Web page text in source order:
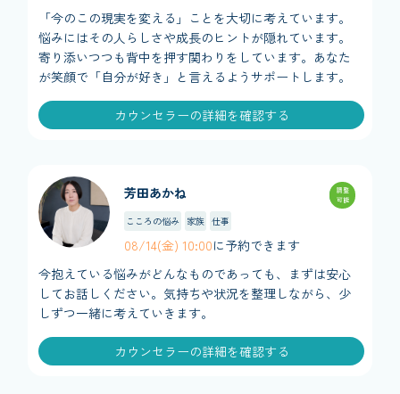
「今のこの現実を変える」ことを大切に考えています。
悩みにはその人らしさや成長のヒントが隠れています。
寄り添いつつも背中を押す関わりをしています。あなた
が笑顔で「自分が好き」と言えるようサポートします。
カウンセラーの詳細を確認する
芳田あかね
こころの悩み 家族 仕事
08/14(金) 10:00に予約できます
今抱えている悩みがどんなものであっても、まずは安心
してお話しください。気持ちや状況を整理しながら、少
しずつ一緒に考えていきます。
カウンセラーの詳細を確認する
調整
可能